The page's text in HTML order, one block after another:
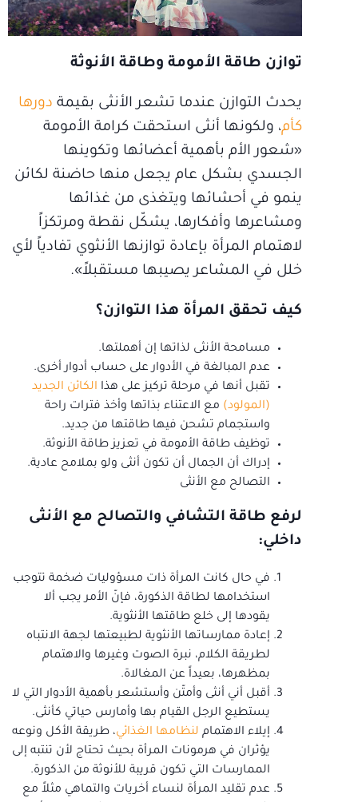
توازن طاقة الأمومة وطاقة الأنوثة
يحدث التوازن عندما تشعر الأنثى بقيمة دورها
كأم، ولكونها أنثى استحقت كرامة الأمومة
«شعور الأم بأهمية أعضائها وتكوينها
الجسدي بشكل عام يجعل منها حاضنة لكائن
ينمو في أحشائها ويتغذى من غذائها
ومشاعرها وأفكارها، يشكّل نقطة ومرتكزاً
لاهتمام المرأة بإعادة توازنها الأنثوي تفادياً لأي
خلل في المشاعر يصيبها مستقبلاً».
كيف تحقق المرأة هذا التوازن؟
مسامحة الأنثى لذاتها إن أهملتها.
عدم المبالغة في الأدوار على حساب أدوار أخرى.
تقبل أنها في مرحلة تركيز على هذا الكائن الجديد
(المولود) مع الاعتناء بذاتها وأخذ فترات راحة
واستجمام تشحن فيها طاقتها من جديد.
توظيف طاقة الأمومة في تعزيز طاقة الأنوثة.
إدراك أن الجمال أن تكون أنثى ولو بملامح عادية.
التصالح مع الأنثى
لرفع طاقة التشافي والتصالح مع الأنثى
داخلي:
في حال كانت المرأة ذات مسؤوليات ضخمة تتوجب
استخدامها لطاقة الذكورة، فإنّ الأمر يجب ألا
يقودها إلى خلع طاقتها الأنثوية.
إعادة ممارساتها الأنثوية لطبيعتها لجهة الانتباه
لطريقة الكلام، نبرة الصوت وغيرها والاهتمام
بمظهرها، بعيداً عن المغالاة.
أقبل أني أنثى وأمتّن وأستشعر بأهمية الأدوار التي لا
يستطيع الرجل القيام بها وأمارس حياتي كأنثى.
إيلاء الاهتمام لنظامها الغذائي، طريقة الأكل ونوعه
يؤثران في هرمونات المرأة بحيث تحتاج لأن تنتبه إلى
الممارسات التي تكون قريبة للأنوثة من الذكورة.
عدم تقليد المرأة لنساء أخريات والتماهي مثلاً مع